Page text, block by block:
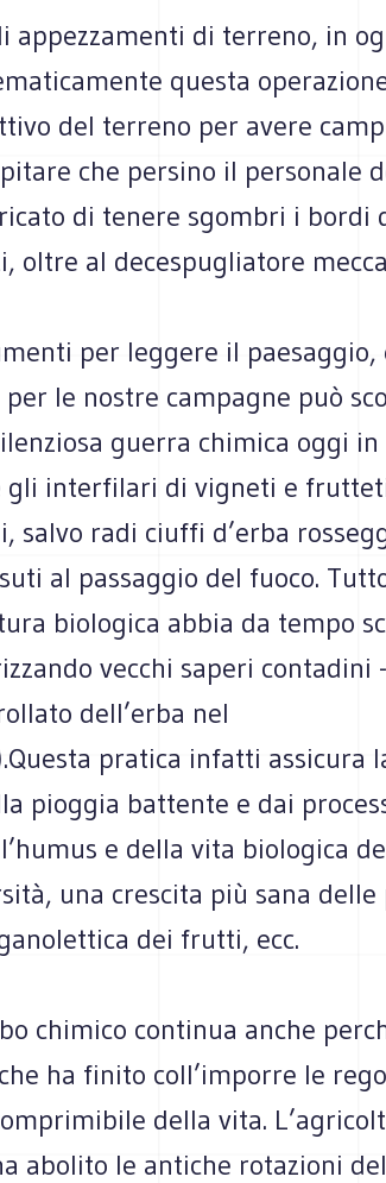
appezzamenti di terreno, in
questa
del terreno per avere
che persino il personale
di tenere sgombri i bordi
oltre al decespugliatore
per leggere il paesaggio,
le nostre campagne può
guerra chimica oggi in
gli interfilari di vigneti e
salvo radi ciuffi d’erba
al passaggio del fuoco.
biologica abbia da tempo
vecchi saperi contadini
dell’erba nel
pratica infatti assicura
pioggia battente e dai
e della vita biologica
una crescita più sana delle
dei frutti, ecc.
chimico continua anche
che ha finito coll’imporre le
della vita.
abolito le antiche rotazioni